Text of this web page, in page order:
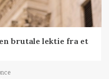
brutale lektie fra et